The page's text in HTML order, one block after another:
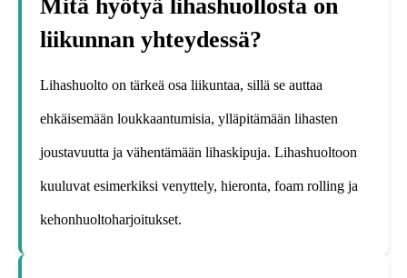
Mitä hyötyä lihashuollosta on
liikunnan yhteydessä?
Lihashuolto on tärkeä osa liikuntaa, sillä se auttaa
ehkäisemään loukkaantumisia, ylläpitämään lihasten
joustavuutta ja vähentämään lihaskipuja. Lihashuoltoon
kuuluvat esimerkiksi venyttely, hieronta, foam rolling ja
kehonhuoltoharjoitukset.